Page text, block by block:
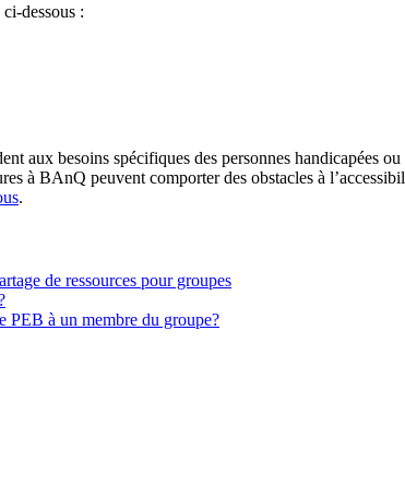
dessous :
aux besoins spécifiques des personnes handicapées
à BAnQ peuvent comporter des obstacles à
.
de ressources pour groupes
PEB à un membre du groupe?